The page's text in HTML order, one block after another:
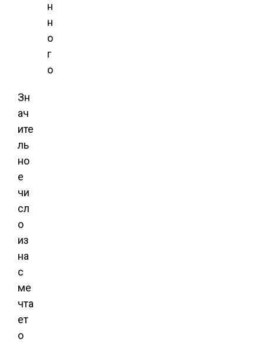
н
н
о
г
о
Зн
ач
ите
ль
но
е
чи
сл
о
из
на
с
ме
чта
ет
о